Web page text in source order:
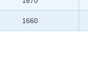
1660